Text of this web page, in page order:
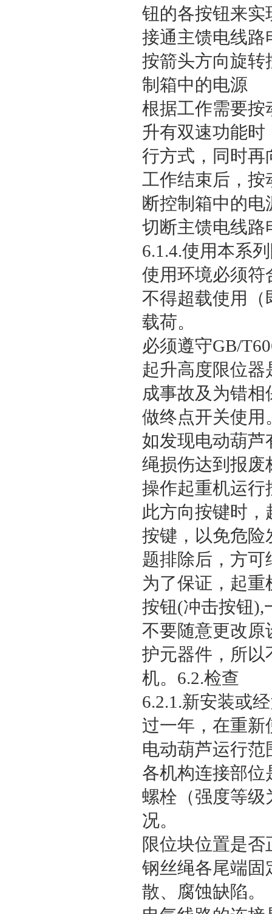
钮的各按钮来实
接通主馈电线路
按箭头方向旋转
制箱中的电源
根据工作需要按
升有双速功能
行方式，同时再
工作结束后，按
断控制箱中的
切断主馈电线路
6.1.4.使用本系
使用环境必须符
不得超载使用（
载荷。
必须遵守GB/
起升高度限位
成事故及为错
做终点开关使用
如发现电动葫芦
绳损伤达到报废
操作起重机运行
此方向按键时
按键，以免危险
题排除后，方可
为了保证，起
按钮(冲击按钮),
不要随意更改原
护元器件，所以
机。6.2.检查
6.2.1.新安装或
过一年，在重新
电动葫芦运行范
各机构连接部
螺栓（强度等级
况。
限位块位置是
钢丝绳各尾端固
散、腐蚀缺陷。